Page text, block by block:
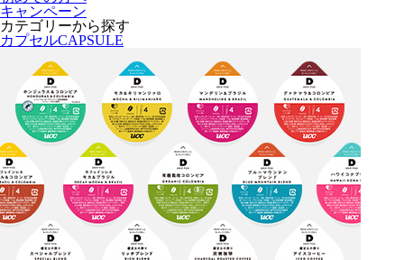
キャンペーン
カテゴリーから探す
カプセルCAPSULE